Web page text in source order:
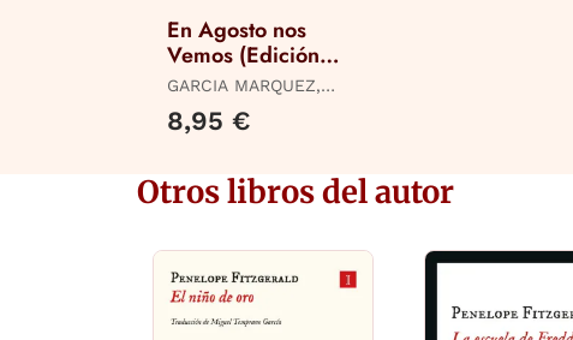
En Agosto nos
Vemos (Edición
Limitada)
GARCIA MARQUEZ,
GABRIEL
8,95 €
Otros libros del autor